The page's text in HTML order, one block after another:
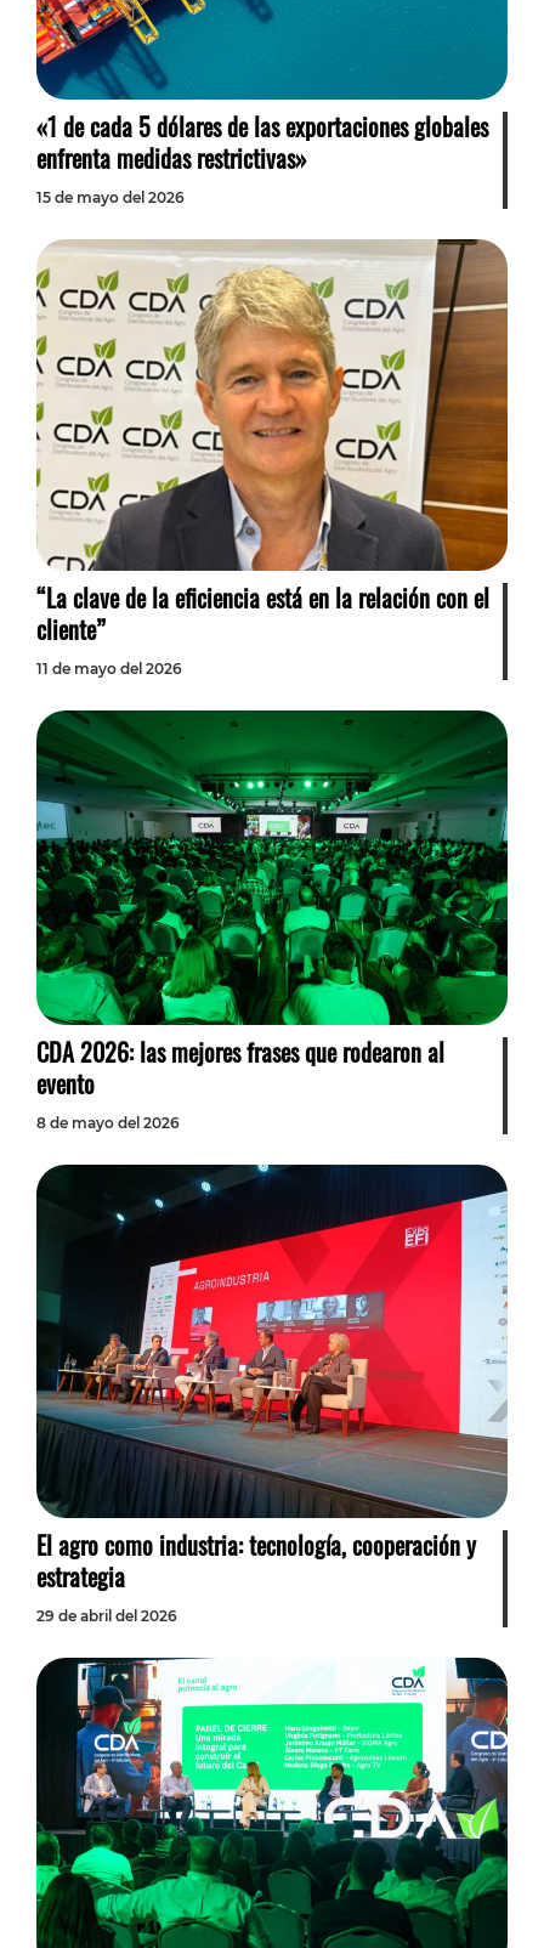
«1 de cada 5 dólares de las exportaciones globales
enfrenta medidas restrictivas»
15 de mayo del 2026
“La clave de la eficiencia está en la relación con el
cliente”
11 de mayo del 2026
CDA 2026: las mejores frases que rodearon al
evento
8 de mayo del 2026
El agro como industria: tecnología, cooperación y
estrategia
29 de abril del 2026